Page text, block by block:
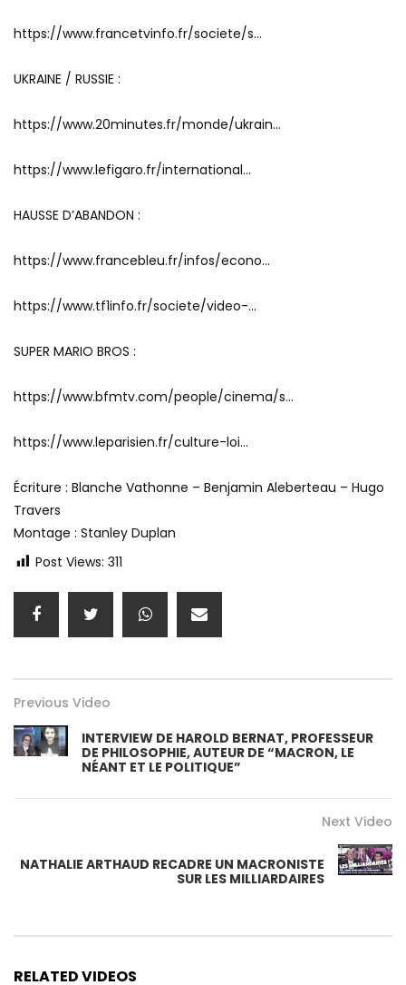
https://www.francetvinfo.fr/societe/s…
UKRAINE / RUSSIE :
https://www.20minutes.fr/monde/ukrain…
https://www.lefigaro.fr/international…
HAUSSE D’ABANDON :
https://www.francebleu.fr/infos/econo…
https://www.tf1info.fr/societe/video-…
SUPER MARIO BROS :
https://www.bfmtv.com/people/cinema/s…
https://www.leparisien.fr/culture-loi…
Écriture : Blanche Vathonne – Benjamin Aleberteau – Hugo
Travers
Montage : Stanley Duplan
Post Views: 311
Previous Video
INTERVIEW DE HAROLD BERNAT, PROFESSEUR
DE PHILOSOPHIE, AUTEUR DE “MACRON, LE
NÉANT ET LE POLITIQUE”
Next Video
NATHALIE ARTHAUD RECADRE UN MACRONISTE
SUR LES MILLIARDAIRES
RELATED VIDEOS